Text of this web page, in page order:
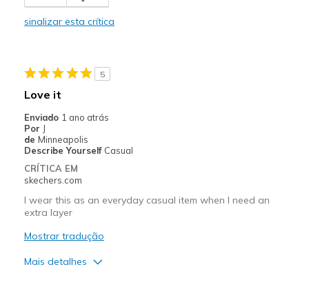
Melhores utilizações
Casual Wear
Travel
Width
Sizing
sinalizar esta crítica
5
Love it
Enviado 1 ano atrás
Por J
de Minneapolis
Describe Yourself Casual
CRÍTICA EM
skechers.com
I wear this as an everyday casual item when I need an
extra layer
Mostrar tradução
Mais detalhes